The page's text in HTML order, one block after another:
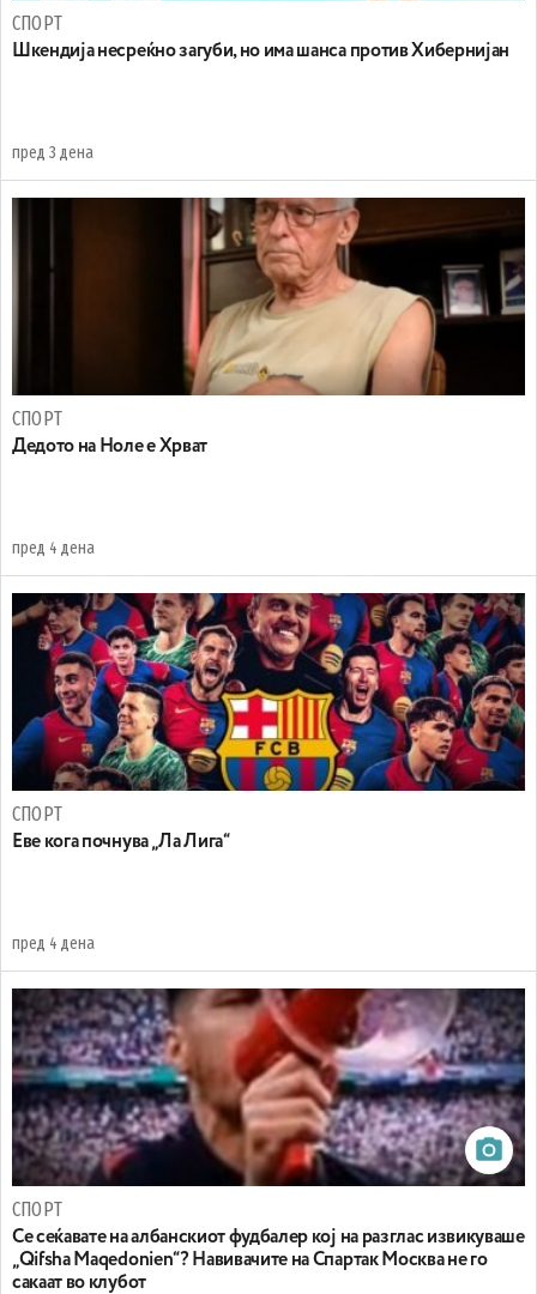
СПОРТ
Шкендија несреќно загуби, но има шанса против Хибернијан
пред 3 дена
СПОРТ
Дедото на Ноле е Хрват
пред 4 дена
СПОРТ
Еве кога почнува „Ла Лига“
пред 4 дена
СПОРТ
Се сеќавате на албанскиот фудбалер кој на разглас извикуваше
„Qifsha Maqedonien“? Навивачите на Спартак Москва не го
сакаат во клубот